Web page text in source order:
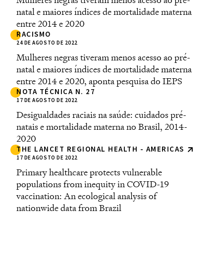
natal e maiores índices de mortalidade materna
entre 2014 e 2020
RACISMO
24 DE AGOSTO DE 2022
Mulheres negras tiveram menos acesso ao pré-
natal e maiores índices de mortalidade materna
entre 2014 e 2020, aponta pesquisa do IEPS
NOTA TÉCNICA N. 27
17 DE AGOSTO DE 2022
Desigualdades raciais na saúde: cuidados pré-
natais e mortalidade materna no Brasil, 2014-
2020
THE LANCET REGIONAL HEALTH - AMERICAS
17 DE AGOSTO DE 2022
Primary healthcare protects vulnerable
populations from inequity in COVID-19
vaccination: An ecological analysis of
nationwide data from Brazil